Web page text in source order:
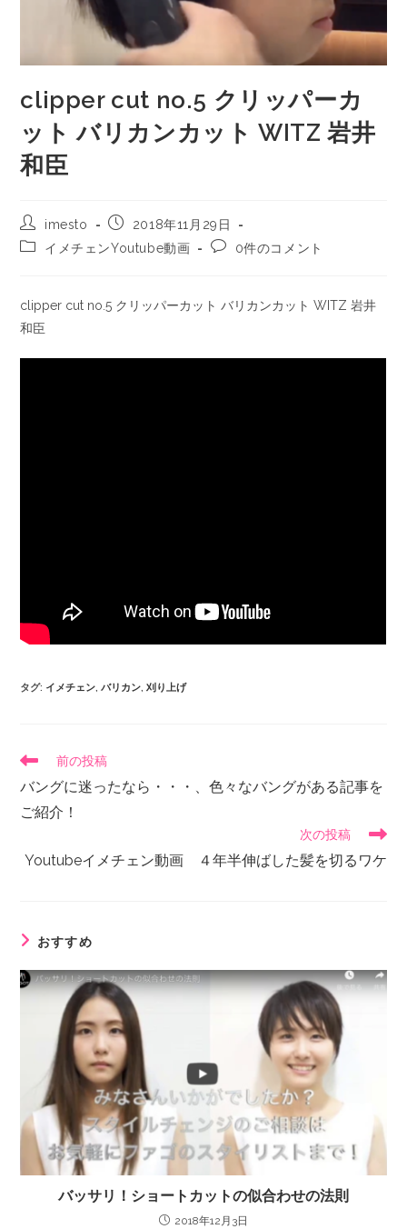
clipper cut no.5 クリッパーカ
ット バリカンカット WITZ 岩井
和臣
imesto
2018年11月29日
イメチェンYoutube動画
0件のコメント
clipper cut no.5 クリッパーカット バリカンカット WITZ 岩井
和臣
タグ: イメチェン, バリカン, 刈り上げ
前の投稿
バングに迷ったなら・・・、色々なバングがある記事を
ご紹介！
次の投稿
Youtubeイメチェン動画 ４年半伸ばした髪を切るワケ
おすすめ
バッサリ！ショートカットの似合わせの法則
2018年12月3日